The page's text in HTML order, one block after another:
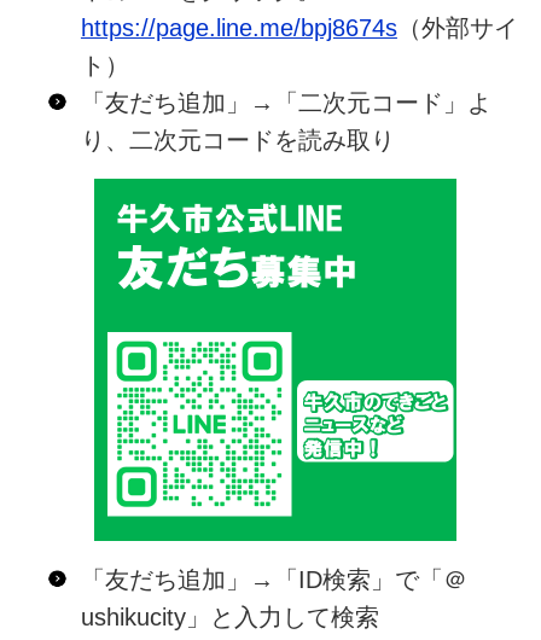
https://page.line.me/bpj8674s（外部サイ
ト）
「友だち追加」→「二次元コード」よ
り、二次元コードを読み取り
「友だち追加」→「ID検索」で「＠
ushikucity」と入力して検索